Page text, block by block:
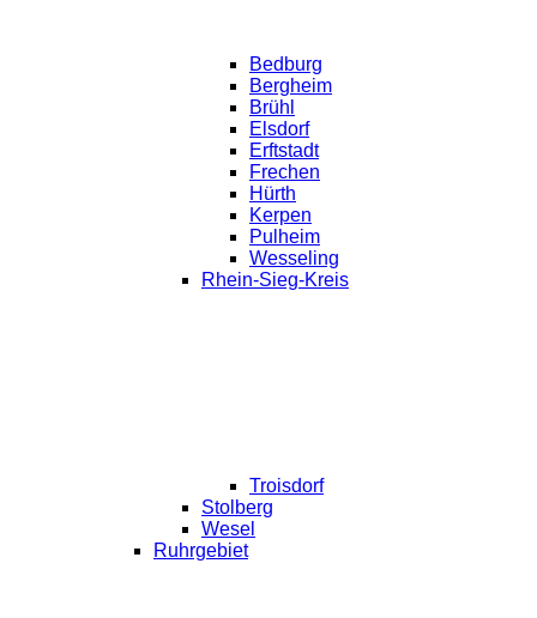
Bedburg
Bergheim
Brühl
Elsdorf
Erftstadt
Frechen
Hürth
Kerpen
Pulheim
Wesseling
Rhein-Sieg-Kreis
Troisdorf
Stolberg
Wesel
Ruhrgebiet